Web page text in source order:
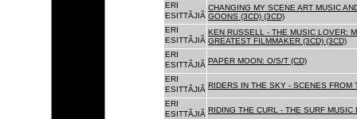
ERI
ESITTÃJIÃ
CHANGING MY SCENE ART MUSIC
GOONS (3CD) (3CD)
ERI
ESITTÃJIÃ
KEN RUSSELL - THE MUSIC LOVER:
GREATEST FILMMAKER (3CD) (3CD)
ERI
ESITTÃJIÃ PAPER MOON: O/S/T (CD)
ERI
ESITTÃJIÃ RIDERS IN THE SKY - SCENES FROM
ERI
ESITTÃJIÃ RIDING THE CURL - THE SURF